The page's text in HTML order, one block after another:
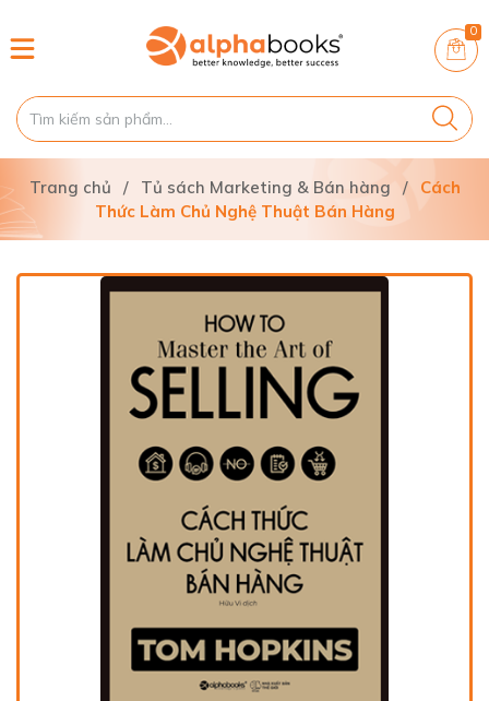
0
Trang chủ / Tủ sách Marketing & Bán hàng /
Cách
Thức Làm Chủ Nghệ Thuật Bán Hàng